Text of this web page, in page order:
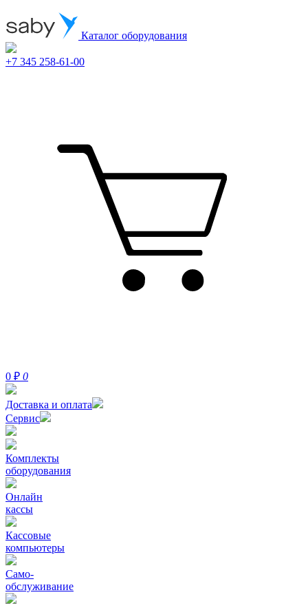
Каталог оборудования
+7 345 258-61-00
0 ₽ 0
Доставка и оплата
Сервис
Комплекты
оборудования
Онлайн
кассы
Кассовые
компьютеры
Само-
обслуживание